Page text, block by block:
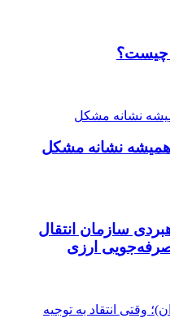
چیست؟
همیشه نشانه مشکل
سازمان انتقال
ارزی